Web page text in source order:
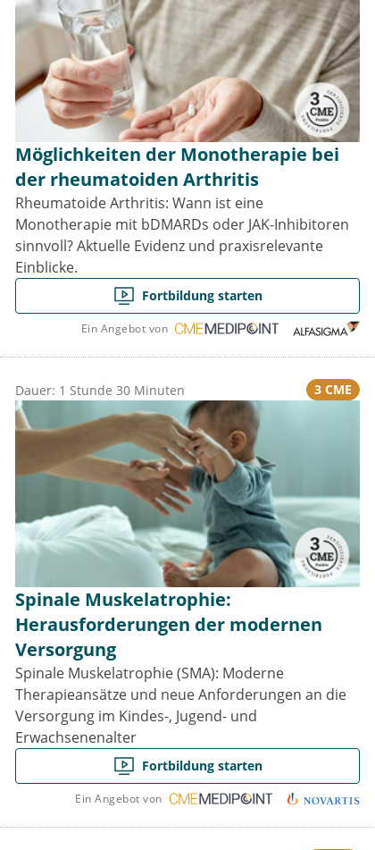
Möglichkeiten der Monotherapie bei
der rheumatoiden Arthritis
Rheumatoide Arthritis: Wann ist eine
Monotherapie mit bDMARDs oder JAK-Inhibitoren
sinnvoll? Aktuelle Evidenz und praxisrelevante
Einblicke.
Fortbildung starten
Ein Angebot von
Dauer: 1 Stunde 30 Minuten 3 CME
Spinale Muskelatrophie:
Herausforderungen der modernen
Versorgung
Spinale Muskelatrophie (SMA): Moderne
Therapieansätze und neue Anforderungen an die
Versorgung im Kindes-, Jugend- und
Erwachsenenalter
Fortbildung starten
Ein Angebot von